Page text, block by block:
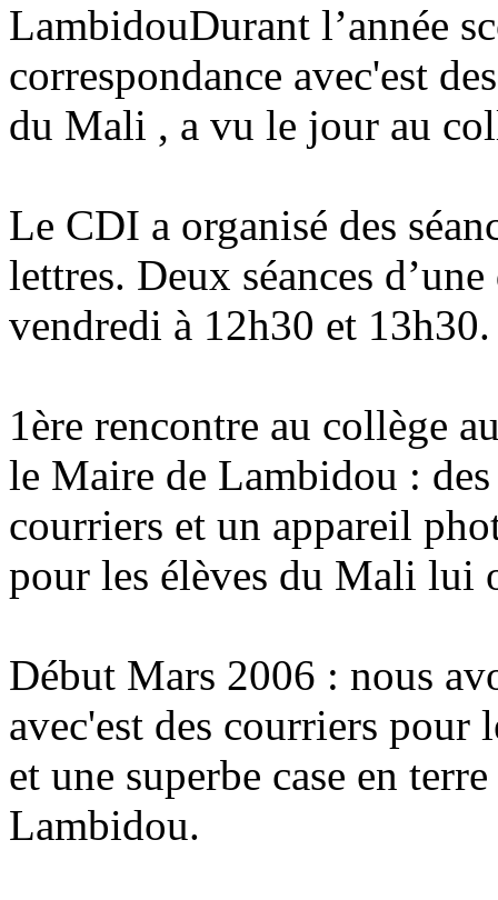
LambidouDurant l’année
correspondance avec'est
du Mali , a vu le jour au
Le CDI a organisé des
lettres. Deux séances
vendredi à 12h30 et 13h30.
1ère rencontre au collège
le Maire de Lambidou :
courriers et un appareil
pour les élèves du Mali lui
Début Mars 2006 : nous
avec'est des courriers pour
et une superbe case en
Lambidou.